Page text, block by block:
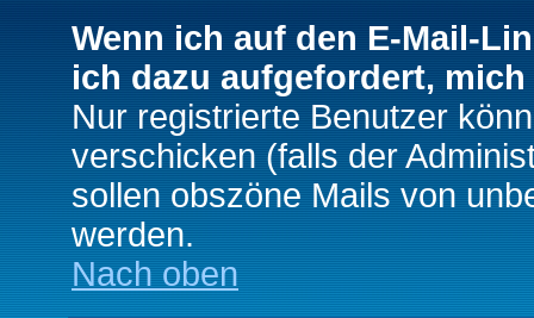
Wenn ich auf den E-Mail-
ich dazu aufgefordert,
Nur registrierte Benutzer
verschicken (falls der
sollen obszöne Mails von
werden.
Nach oben